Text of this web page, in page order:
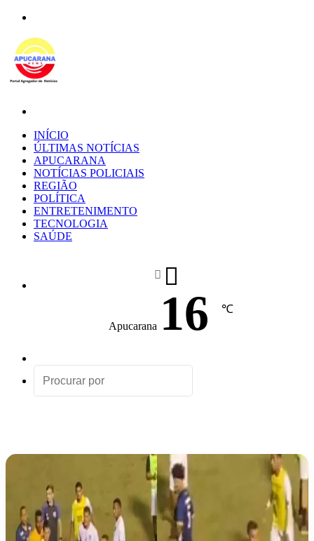
INÍCIO
ÚLTIMAS NOTÍCIAS
APUCARANA
NOTÍCIAS POLICIAIS
REGIÃO
POLÍTICA
ENTRETENIMENTO
TECNOLOGIA
SAÚDE
Apucarana 16 ℃
aleatório